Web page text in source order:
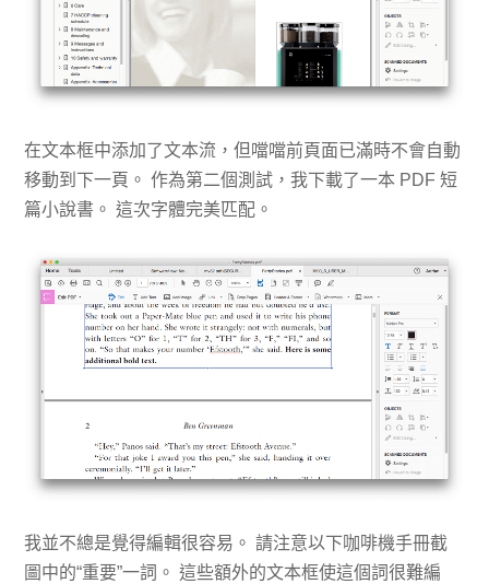
在文本框中添加了文本流，但噹噹前頁面已滿時不會自動
移動到下一頁。 作為第二個測試，我下載了一本 PDF 短
篇小說書。 這次字體完美匹配。
我並不總是覺得編輯很容易。 請注意以下咖啡機手冊截
圖中的“重要”一詞。 這些額外的文本框使這個詞很難編